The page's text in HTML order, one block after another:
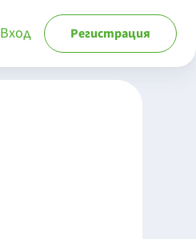
Вход Регистрация